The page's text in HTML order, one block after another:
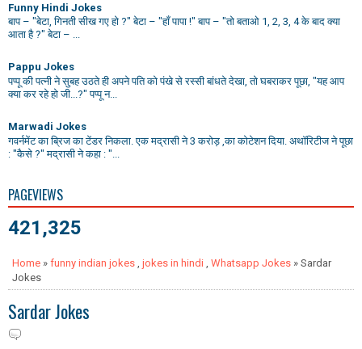
Funny Hindi Jokes
बाप – "बेटा, गिनती सीख गए हो ?" बेटा – "हाँ पापा !" बाप – "तो बताओ 1, 2, 3, 4 के बाद क्या
आता है ?" बेटा – ...
Pappu Jokes
पप्पू की पत्नी ने सुबह उठते ही अपने पति को पंखे से रस्सी बांधते देखा, तो घबराकर पूछा, "यह आप
क्या कर रहे हो जी...?" पप्पू न...
Marwadi Jokes
गवर्नमेंट का ब्रिज का टेंडर निकला. एक मद्रासी ने 3 करोड़ ,का कोटेशन दिया. अथॉरिटीज ने पूछा
: "कैसे ?" मद्रासी ने कहा : "...
PAGEVIEWS
421,325
Home » funny indian jokes jokes in hindi Whatsapp Jokes » Sardar
Jokes
Sardar Jokes